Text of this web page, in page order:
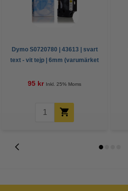
Dymo S0720780 | 43613 | svart
text - vit tejp | 6mm (varumärket
95 kr Inkl. 25% Moms